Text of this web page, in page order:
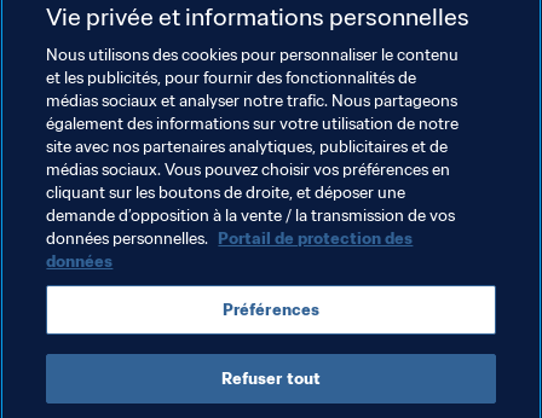
Droits de l'homme et lutte contre
la discrimination
Santé et médical
Initiatives en matière de
formation
Vie privée et informations personnelles
Nous utilisons des cookies pour personnaliser le contenu
et les publicités, pour fournir des fonctionnalités de
médias sociaux et analyser notre trafic. Nous partageons
également des informations sur votre utilisation de notre
site avec nos partenaires analytiques, publicitaires et de
médias sociaux. Vous pouvez choisir vos préférences en
cliquant sur les boutons de droite, et déposer une
demande d’opposition à la vente / la transmission de vos
données personnelles. Portail de protection des
données
Préférences
Refuser tout